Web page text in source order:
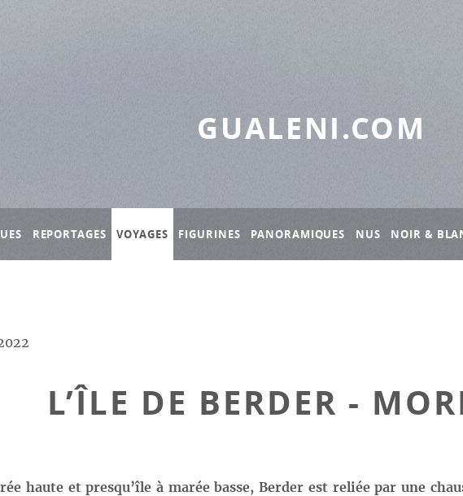
GUALENI.COM
REPORTAGES VOYAGES FIGURINES PANORAMIQUES NUS NOIR &
L’ÎLE DE BERDER -
haute et presqu’île à marée basse, Berder est reliée par une